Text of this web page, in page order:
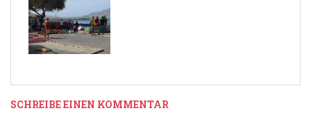
SCHREIBE EINEN KOMMENTAR